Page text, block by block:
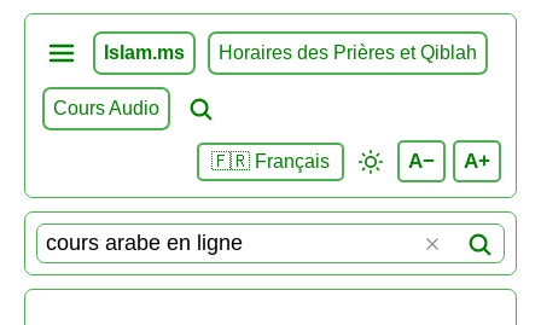
Islam.ms Horaires des Prières et Qiblah
Cours Audio
🇫🇷 Français A− A+